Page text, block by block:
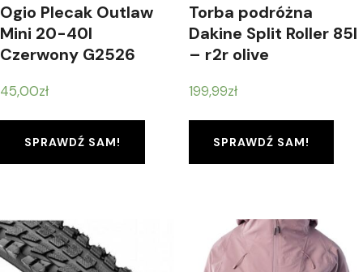
Ogio Plecak Outlaw
Mini 20-40l
Czerwony G2526
45,00zł
SPRAWDŹ SAM!
Torba podróżna
Dakine Split Roller 85l
– r2r olive
199,99zł
SPRAWDŹ SAM!